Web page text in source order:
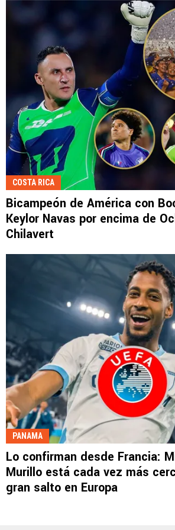
COSTA RICA
Bicampeón de América con
Keylor Navas por encima de
Chilavert
PANAMA
Lo confirman desde Francia:
Murillo está cada vez más
gran salto en Europa